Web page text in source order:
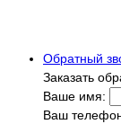
Обратный
Заказать
Ваше имя:
Ваш